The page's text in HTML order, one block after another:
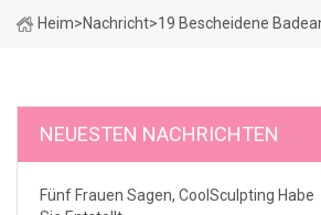
Heim>Nachricht>19 Bescheidene
NEUESTEN NACHRICHTEN
Fünf Frauen Sagen, CoolSculpting Habe